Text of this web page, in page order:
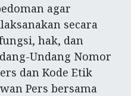
agar
secara
hak, dan
Undang Nomor
dan Kode Etik
Pers bersama